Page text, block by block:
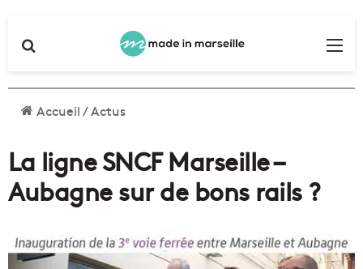
Accueil/Actus
La ligne SNCF Marseille –
Aubagne sur de bons rails ?